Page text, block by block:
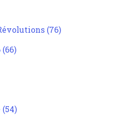
(76)
(66)
(54)